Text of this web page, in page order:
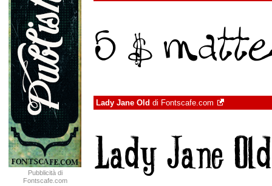
Pubblicità di
Fontscafe.com
Lady Jane Old di Fontscafe.com